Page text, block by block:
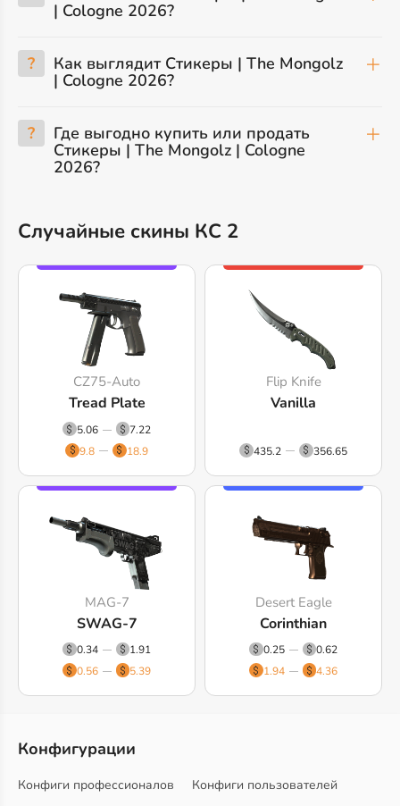
| Cologne 2026?
? Как выглядит Стикеры | The Mongolz
| Cologne 2026?
? Где выгодно купить или продать
Стикеры | The Mongolz | Cologne
2026?
Случайные скины КС 2
CZ75-Auto
Tread Plate
5.06
7.22
9.8
18.9
Flip Knife
Vanilla
435.2 356.65
MAG-7
SWAG-7
0.34
1.91
0.56
5.39
Desert Eagle
Corinthian
0.25
0.62
1.94
4.36
Конфигурации
Конфиги профессионалов
Конфиги пользователей